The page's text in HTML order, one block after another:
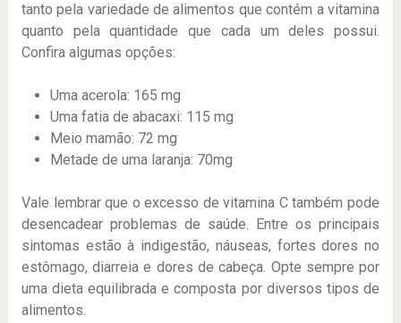
tanto pela variedade de alimentos que contém a vitamina
quanto pela quantidade que cada um deles possui.
Confira algumas opções:
Uma acerola: 165 mg
Uma fatia de abacaxi: 115 mg
Meio mamão: 72 mg
Metade de uma laranja: 70mg
Vale lembrar que o excesso de vitamina C também pode
desencadear problemas de saúde. Entre os principais
sintomas estão à indigestão, náuseas, fortes dores no
estômago, diarreia e dores de cabeça. Opte sempre por
uma dieta equilibrada e composta por diversos tipos de
alimentos.